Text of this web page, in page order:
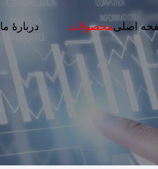
اصلیمحصولات دربارهٔ ما